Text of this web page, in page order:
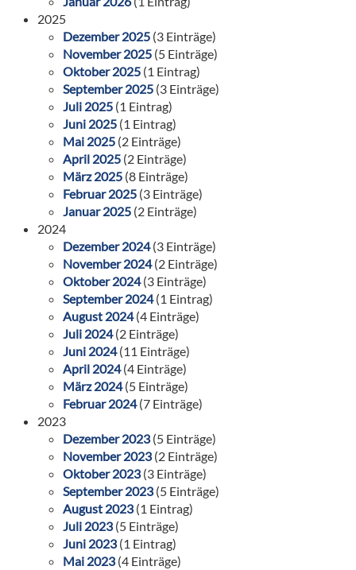
2025
Dezember 2025 (3 Einträge)
November 2025 (5 Einträge)
Oktober 2025 (1 Eintrag)
September 2025 (3 Einträge)
Juli 2025 (1 Eintrag)
Juni 2025 (1 Eintrag)
Mai 2025 (2 Einträge)
April 2025 (2 Einträge)
März 2025 (8 Einträge)
Februar 2025 (3 Einträge)
Januar 2025 (2 Einträge)
2024
Dezember 2024(3 Einträge)
November 2024(2 Einträge)
Oktober 2024(3 Einträge)
September 2024(1 Eintrag)
August 2024(4 Einträge)
Juli 2024(2 Einträge)
Juni 2024(11 Einträge)
April 2024(4 Einträge)
März 2024(5 Einträge)
Februar 2024(7 Einträge)
2023
Dezember 2023(5 Einträge)
November 2023(2 Einträge)
Oktober 2023(3 Einträge)
September 2023(5 Einträge)
August 2023(1 Eintrag)
Juli 2023(5 Einträge)
Juni 2023(1 Eintrag)
Mai 2023(4 Einträge)